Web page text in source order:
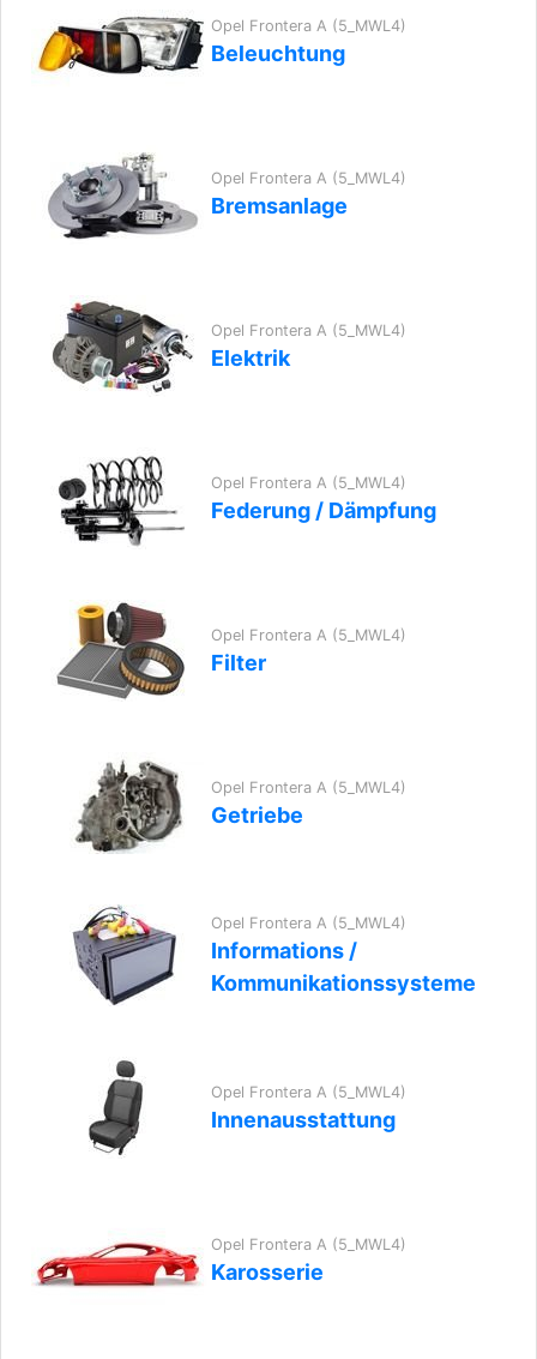
Opel Frontera A (5_MWL4)
Beleuchtung
Opel Frontera A (5_MWL4)
Bremsanlage
Opel Frontera A (5_MWL4)
Elektrik
Opel Frontera A (5_MWL4)
Federung / Dämpfung
Opel Frontera A (5_MWL4)
Filter
Opel Frontera A (5_MWL4)
Getriebe
Opel Frontera A (5_MWL4)
Informations /
Kommunikationssysteme
Opel Frontera A (5_MWL4)
Innenausstattung
Opel Frontera A (5_MWL4)
Karosserie